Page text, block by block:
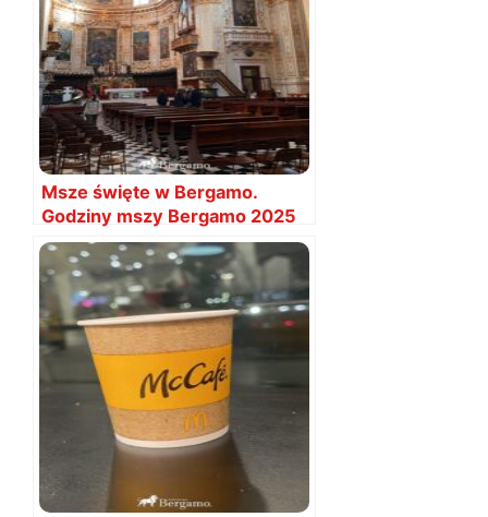
Msze święte w Bergamo.
Godziny mszy Bergamo 2025